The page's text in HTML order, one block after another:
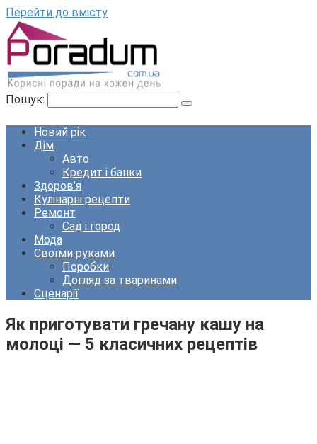
Перейти до вмісту
Пошук:
Новий рік
Дім
Авто
Кредит і банки
Здоров’я
Кулінарні рецепти
Ремонт
Сад і город
Мода
Своїми руками
Поробки
Догляд за тваринами
Сценарії
Як приготувати гречану кашу на
молоці — 5 класичних рецептів